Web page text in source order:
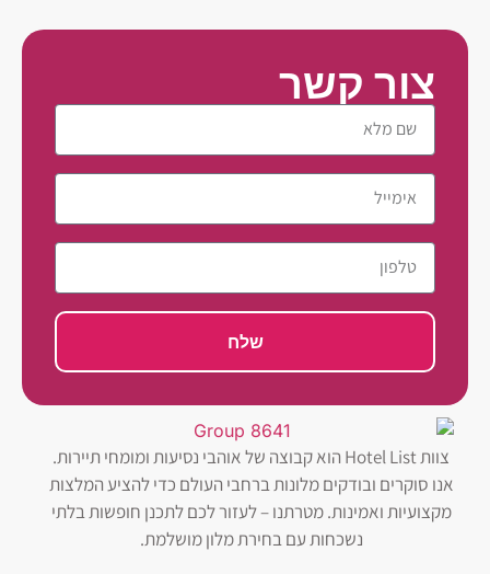
צור קשר
שלח
צוות Hotel List הוא קבוצה של אוהבי נסיעות ומומחי תיירות.
אנו סוקרים ובודקים מלונות ברחבי העולם כדי להציע המלצות
מקצועיות ואמינות. מטרתנו – לעזור לכם לתכנן חופשות בלתי
נשכחות עם בחירת מלון מושלמת.